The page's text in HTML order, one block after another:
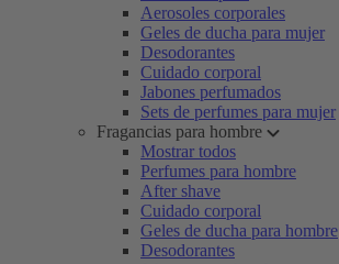
Aerosoles corporales
Geles de ducha para mujer
Desodorantes
Cuidado corporal
Jabones perfumados
Sets de perfumes para mujer
Fragancias para hombre
Mostrar todos
Perfumes para hombre
After shave
Cuidado corporal
Geles de ducha para hombre
Desodorantes